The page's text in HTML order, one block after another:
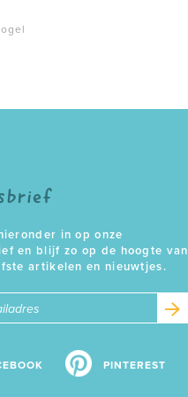
in op onze
en blijf zo op de hoogte van
artikelen en nieuwtjes.
PINTEREST